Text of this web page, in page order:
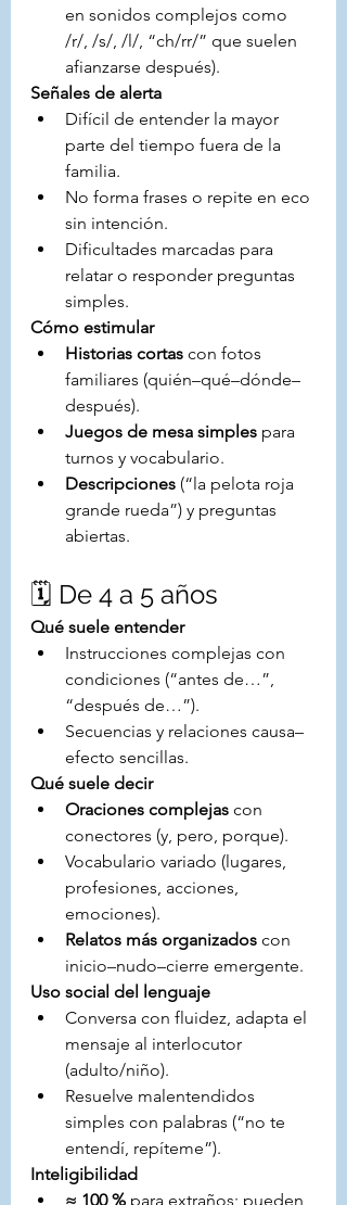
en sonidos complejos como
/r/, /s/, /l/, “ch/rr/” que suelen
afianzarse después).
Señales de alerta
Difícil de entender la mayor
parte del tiempo fuera de la
familia.
No forma frases o repite en eco
sin intención.
Dificultades marcadas para
relatar o responder preguntas
simples.
Cómo estimular
Historias cortas con fotos
familiares (quién–qué–dónde–
después).
Juegos de mesa simples para
turnos y vocabulario.
Descripciones (“la pelota roja
grande rueda”) y preguntas
abiertas.
🗓️ De 4 a 5 años
Qué suele entender
Instrucciones complejas con
condiciones (“antes de…”,
“después de…”).
Secuencias y relaciones causa–
efecto sencillas.
Qué suele decir
Oraciones complejas con
conectores (y, pero, porque).
Vocabulario variado (lugares,
profesiones, acciones,
emociones).
Relatos más organizados con
inicio–nudo–cierre emergente.
Uso social del lenguaje
Conversa con fluidez, adapta el
mensaje al interlocutor
(adulto/niño).
Resuelve malentendidos
simples con palabras (“no te
entendí, repíteme”).
Inteligibilidad
≈ 100 % para extraños; pueden